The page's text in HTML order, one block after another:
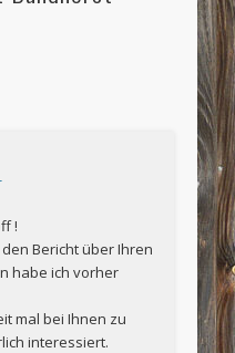
!
Bericht über Ihren
habe ich vorher
mal bei Ihnen zu
interessiert.